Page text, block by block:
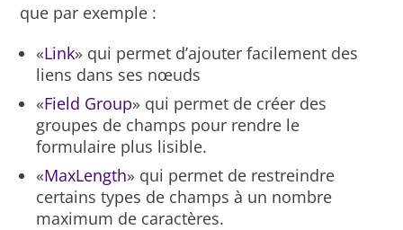
que par exemple :
«Link» qui permet d’ajouter facilement des
liens dans ses nœuds
«Field Group» qui permet de créer des
groupes de champs pour rendre le
formulaire plus lisible.
«MaxLength» qui permet de restreindre
certains types de champs à un nombre
maximum de caractères.